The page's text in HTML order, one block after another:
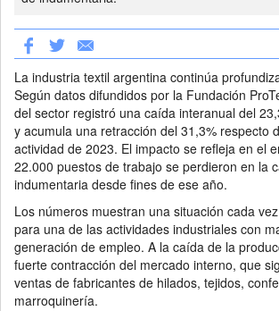
La industria textil argentina continúa
Según datos difundidos por la Fundación
del sector registró una caída interanual del
y acumula una retracción del 31,3% respecto
actividad de 2023. El impacto se refleja en el
22.000 puestos de trabajo se perdieron en la
indumentaria desde fines de ese año.
Los números muestran una situación cada
para una de las actividades industriales con
generación de empleo. A la caída de la
fuerte contracción del mercado interno, que
ventas de fabricantes de hilados, tejidos,
marroquinería.